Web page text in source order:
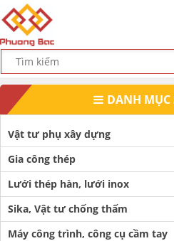
DANH MỤC
Vật tư phụ xây dựng
Gia công thép
Lưới thép hàn, lưới inox
Sika, Vật tư chống thấm
Máy công trình, công cụ cầm tay